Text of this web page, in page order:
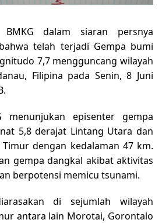
BMKG dalam siaran persnya
telah terjadi Gempa bumi
7,7 mengguncang wilayah
Filipina pada Senin, 8 Juni
menunjukan episenter gempa
5,8 derajat Lintang Utara dan
dengan kedalaman 47 km.
gempa dangkal akibat aktivitas
berpotensi memicu tsunami.
di sejumlah wilayah
antara lain Morotai, Gorontalo